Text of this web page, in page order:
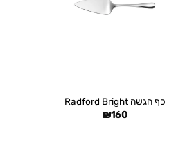
כף הגשה Radford Bright
₪160